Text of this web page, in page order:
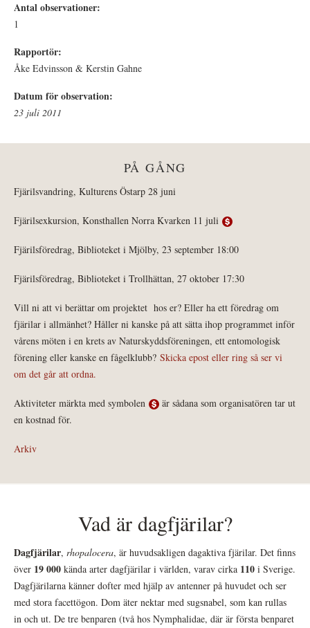
Antal observationer:
1
Rapportör:
Åke Edvinsson & Kerstin Gahne
Datum för observation:
23 juli 2011
PÅ GÅNG
Fjärilsvandring, Kulturens Östarp 28 juni
Fjärilsexkursion, Konsthallen Norra Kvarken 11 juli
Fjärilsföredrag, Biblioteket i Mjölby, 23 september 18:00
Fjärilsföredrag, Biblioteket i Trollhättan, 27 oktober 17:30
Vill ni att vi berättar om projektet hos er? Eller ha ett föredrag om
fjärilar i allmänhet? Håller ni kanske på att sätta ihop programmet inför
vårens möten i en krets av Naturskyddsföreningen, ett entomologisk
förening eller kanske en fågelklubb? Skicka epost eller ring så ser vi
om det går att ordna.
Aktiviteter märkta med symbolen
är sådana som organisatören tar ut
en kostnad för.
Arkiv
Vad är dagfjärilar?
Dagfjärilar, rhopalocera, är huvudsakligen dagaktiva fjärilar. Det finns
över 19 000 kända arter dagfjärilar i världen, varav cirka 110 i Sverige.
Dagfjärilarna känner dofter med hjälp av antenner på huvudet och ser
med stora facettögon. Dom äter nektar med sugsnabel, som kan rullas
in och ut. De tre benparen (två hos Nymphalidae, där är första benparet